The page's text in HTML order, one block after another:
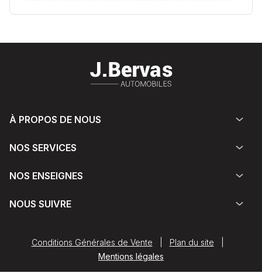
À PROPOS DE NOUS
NOS SERVICES
NOS ENSEIGNES
NOUS SUIVRE
Conditions Générales de Vente Plan du site
Mentions légales